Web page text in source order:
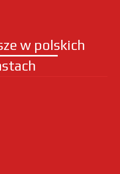
w polskich